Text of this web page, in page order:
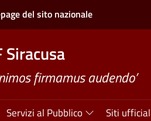
del sito nazionale
Siracusa
firmamus audendo’
Servizi al Pubblico Siti